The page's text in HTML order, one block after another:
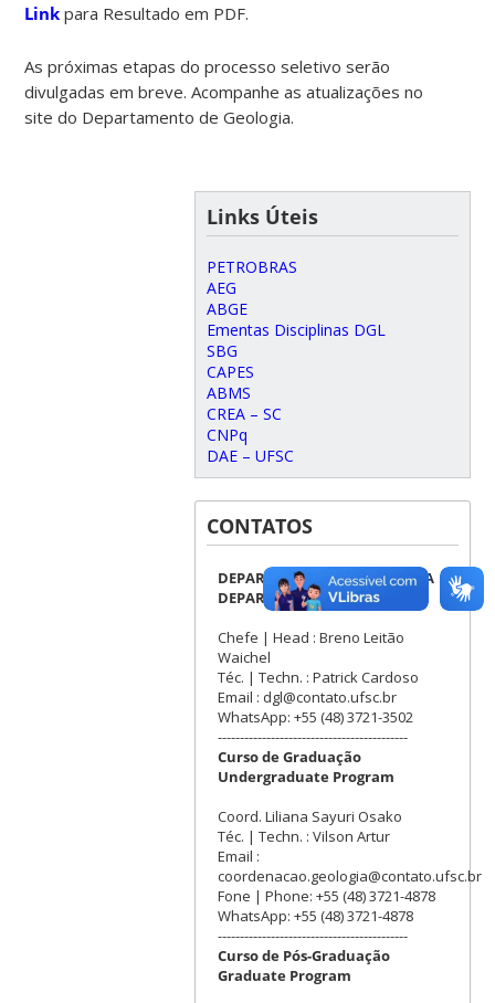
Link para Resultado em PDF.
As próximas etapas do processo seletivo serão
divulgadas em breve. Acompanhe as atualizações no
site do Departamento de Geologia.
Links Úteis
PETROBRAS
AEG
ABGE
Ementas Disciplinas DGL
SBG
CAPES
ABMS
CREA – SC
CNPq
DAE – UFSC
CONTATOS
DEPARTAMENTO DE GEOLOGIA
DEPARTMENT OF GEOLOGY
Chefe | Head : Breno Leitão
Waichel
Téc. | Techn. : Patrick Cardoso
Email : dgl@contato.ufsc.br
WhatsApp: +55 (48) 3721-3502
-------------------------------------------
Curso de Graduação
Undergraduate Program
Coord. Liliana Sayuri Osako
Téc. | Techn. : Vilson Artur
Email :
coordenacao.geologia@contato.ufsc.br
Fone | Phone: +55 (48) 3721-4878
WhatsApp: +55 (48) 3721-4878
-------------------------------------------
Curso de Pós-Graduação
Graduate Program